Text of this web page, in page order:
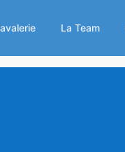
La Team